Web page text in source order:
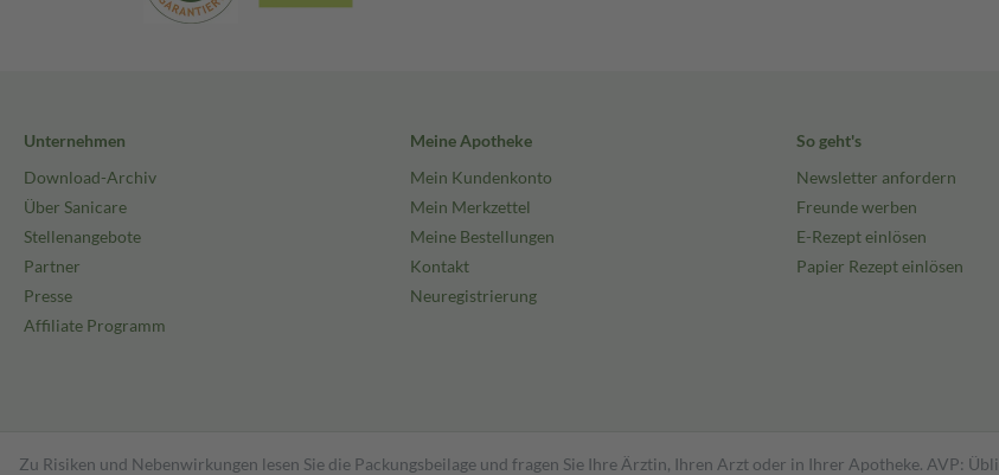
Unternehmen
Download-Archiv
Über Sanicare
Stellenangebote
Partner
Presse
Affiliate Programm
Meine Apotheke
Mein Kundenkonto
Mein Merkzettel
Meine Bestellungen
Kontakt
Neuregistrierung
So geht's
Newsletter anfordern
Freunde werben
E-Rezept einlösen
Papier Rezept einlösen
Zu Risiken und Nebenwirkungen lesen Sie die Packungsbeilage und fragen Sie Ihre Ärztin, Ihren Arzt oder in Ihrer Apotheke. AVP: